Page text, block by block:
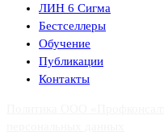
ЛИН 6 Сигма
Бестселлеры
Обучение
Публикации
Контакты